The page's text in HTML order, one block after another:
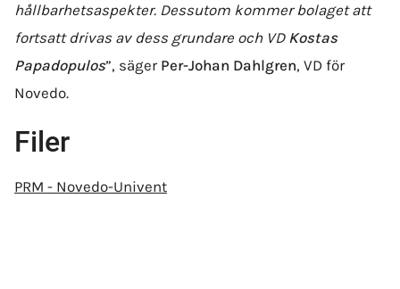
hållbarhetsaspekter. Dessutom kommer bolaget att
fortsatt drivas av dess grundare och VD Kostas
Papadopulos”, säger Per-Johan Dahlgren, VD för
Novedo.
Filer
PRM - Novedo-Univent